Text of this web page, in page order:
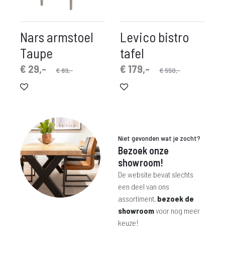
Nars armstoel
Taupe
€89,-
€ 29,-
prijs
Levico bistro
tafel
€550,-
Oorspronkelijke
€179,-
Huidige
prijs
Niet gevonden wat je zocht?
Bezoek onze
showroom!
De website bevat slechts
een deel van ons
assortiment, bezoek de
showroomvoor nog meer
keuze!